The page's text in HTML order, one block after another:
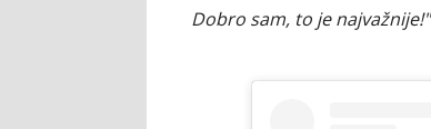
Dobro sam, to je najvažnije!"